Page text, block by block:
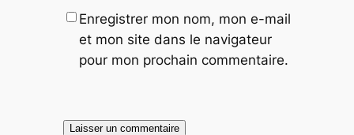
Enregistrer mon nom, mon e-mail
et mon site dans le navigateur
pour mon prochain commentaire.